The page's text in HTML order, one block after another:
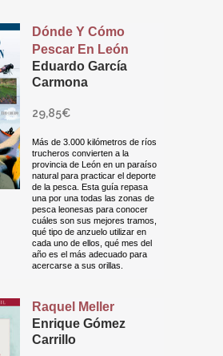
Dónde Y Cómo
Pescar En León
Eduardo García
Carmona
29,85€
Más de 3.000 kilómetros de ríos
trucheros convierten a la
provincia de León en un paraíso
natural para practicar el deporte
de la pesca. Esta guía repasa
una por una todas las zonas de
pesca leonesas para conocer
cuáles son sus mejores tramos,
qué tipo de anzuelo utilizar en
cada uno de ellos, qué mes del
año es el más adecuado para
acercarse a sus orillas.
Raquel Meller
Enrique Gómez
Carrillo